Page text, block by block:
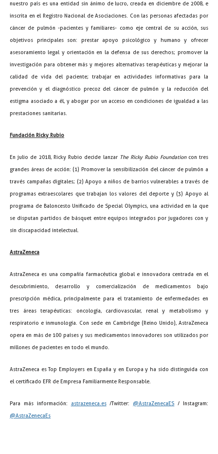
nuestro país es una entidad sin ánimo de lucro, creada en diciembre de 2008, e
inscrita en el Registro Nacional de Asociaciones. Con las personas afectadas por
cáncer de pulmón -pacientes y familiares- como eje central de su acción, sus
objetivos principales son: prestar apoyo psicológico y humano y ofrecer
asesoramiento legal y orientación en la defensa de sus derechos; promover la
investigación para obtener más y mejores alternativas terapéuticas y mejorar la
calidad de vida del paciente; trabajar en actividades informativas para la
prevención y el diagnóstico precoz del cáncer de pulmón y la reducción del
estigma asociado a él, y abogar por un acceso en condiciones de igualdad a las
prestaciones sanitarias.
Fundación Ricky Rubio
En julio de 2018, Ricky Rubio decide lanzar The Ricky Rubio Foundationcon tres
grandes áreas de acción: (1) Promover la sensibilización del cáncer de pulmón a
través campañas digitales; (2) Apoyo a niños de barrios vulnerables a través de
programas extraescolares que trabajan los valores del deporte y (3) Apoyo al
programa de Baloncesto Unificado de Special Olympics, una actividad en la que
se disputan partidos de básquet entre equipos integrados por jugadores con y
sin discapacidad intelectual.
AstraZeneca
AstraZeneca es una compañía farmacéutica global e innovadora centrada en el
descubrimiento, desarrollo y comercialización de medicamentos bajo
prescripción médica, principalmente para el tratamiento de enfermedades en
tres áreas terapéuticas: oncología, cardiovascular, renal y metabolismo y
respiratorio e inmunología. Con sede en Cambridge (Reino Unido), AstraZeneca
opera en más de 100 países y sus medicamentos innovadores son utilizados por
millones de pacientes en todo el mundo.
AstraZeneca es Top Employers en España y en Europa y ha sido distinguida con
el certificado EFR de Empresa Familiarmente Responsable.
Para más información: astrazeneca.es/Twitter:@AstraZenecaES / Instagram:
@AstraZenecaEs